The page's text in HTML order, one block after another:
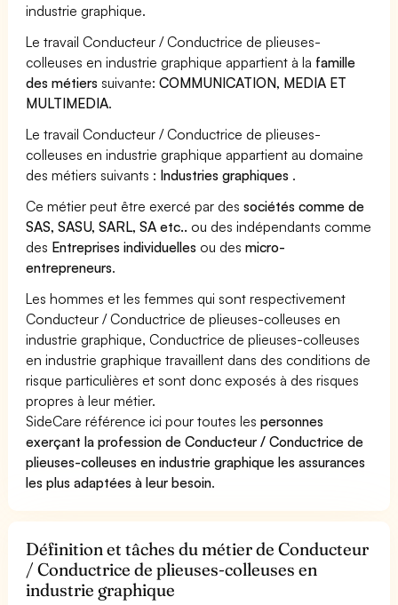
industrie graphique.
Le travail Conducteur / Conductrice de plieuses-
colleuses en industrie graphique appartient à la famille
des métiers suivante:COMMUNICATION, MEDIA ET
MULTIMEDIA.
Le travail Conducteur / Conductrice de plieuses-
colleuses en industrie graphique appartient au domaine
des métiers suivants : Industries graphiques .
Ce métier peut être exercé par dessociétés comme de
SAS, SASU, SARL, SA etc.. ou des indépendants comme
des Entreprises individuelles ou desmicro-
entrepreneurs.
Les hommes et les femmes qui sont respectivement
Conducteur / Conductrice de plieuses-colleuses en
industrie graphique, Conductrice de plieuses-colleuses
en industrie graphique travaillent dans des conditions de
risque particulières et sont donc exposés à des risques
propres à leur métier.
SideCare référence ici pour toutes lespersonnes
exerçant la profession de Conducteur / Conductrice de
plieuses-colleuses en industrie graphique les assurances
les plus adaptées à leur besoin.
Définition et tâches du métier de Conducteur
/ Conductrice de plieuses-colleuses en
industrie graphique